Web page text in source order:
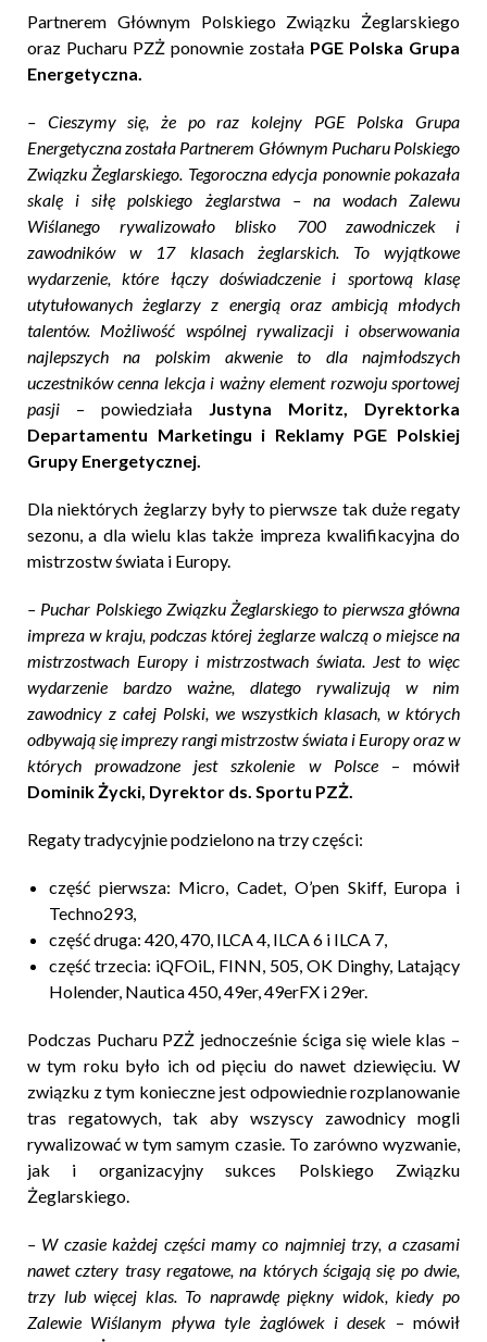
Partnerem Głównym Polskiego Związku Żeglarskiego
oraz Pucharu PZŻ ponownie została PGE Polska Grupa
Energetyczna.
– Cieszymy się, że po raz kolejny PGE Polska Grupa
Energetyczna została Partnerem Głównym Pucharu Polskiego
Związku Żeglarskiego. Tegoroczna edycja ponownie pokazała
skalę i siłę polskiego żeglarstwa – na wodach Zalewu
Wiślanego rywalizowało blisko 700 zawodniczek i
zawodników w 17 klasach żeglarskich. To wyjątkowe
wydarzenie, które łączy doświadczenie i sportową klasę
utytułowanych żeglarzy z energią oraz ambicją młodych
talentów. Możliwość wspólnej rywalizacji i obserwowania
najlepszych na polskim akwenie to dla najmłodszych
uczestników cenna lekcja i ważny element rozwoju sportowej
pasji – powiedziała Justyna Moritz, Dyrektorka
Departamentu Marketingu i Reklamy PGE Polskiej
Grupy Energetycznej.
Dla niektórych żeglarzy były to pierwsze tak duże regaty
sezonu, a dla wielu klas także impreza kwalifikacyjna do
mistrzostw świata i Europy.
– Puchar Polskiego Związku Żeglarskiego to pierwsza główna
impreza w kraju, podczas której żeglarze walczą o miejsce na
mistrzostwach Europy i mistrzostwach świata. Jest to więc
wydarzenie bardzo ważne, dlatego rywalizują w nim
zawodnicy z całej Polski, we wszystkich klasach, w których
odbywają się imprezy rangi mistrzostw świata i Europy oraz w
których prowadzone jest szkolenie w Polsce – mówił
Dominik Życki, Dyrektor ds. Sportu PZŻ.
Regaty tradycyjnie podzielono na trzy części:
część pierwsza: Micro, Cadet, O’pen Skiff, Europa i
Techno293,
część druga: 420, 470, ILCA 4, ILCA 6 i ILCA 7,
część trzecia: iQFOiL, FINN, 505, OK Dinghy, Latający
Holender, Nautica 450, 49er, 49erFX i 29er.
Podczas Pucharu PZŻ jednocześnie ściga się wiele klas –
w tym roku było ich od pięciu do nawet dziewięciu. W
związku z tym konieczne jest odpowiednie rozplanowanie
tras regatowych, tak aby wszyscy zawodnicy mogli
rywalizować w tym samym czasie. To zarówno wyzwanie,
jak i organizacyjny sukces Polskiego Związku
Żeglarskiego.
– W czasie każdej części mamy co najmniej trzy, a czasami
nawet cztery trasy regatowe, na których ścigają się po dwie,
trzy lub więcej klas. To naprawdę piękny widok, kiedy po
Zalewie Wiślanym pływa tyle żaglówek i desek – mówił